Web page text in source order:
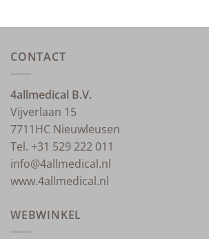
CONTACT
4allmedical B.V.
Vijverlaan 15
7711HC Nieuwleusen
Tel. +31 529 222 011
info@4allmedical.nl
www.4allmedical.nl
WEBWINKEL